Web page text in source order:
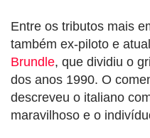
Entre os tributos mais
também ex-piloto e
Brundle, que dividiu o
dos anos 1990. O
descreveu o italiano
maravilhoso e o